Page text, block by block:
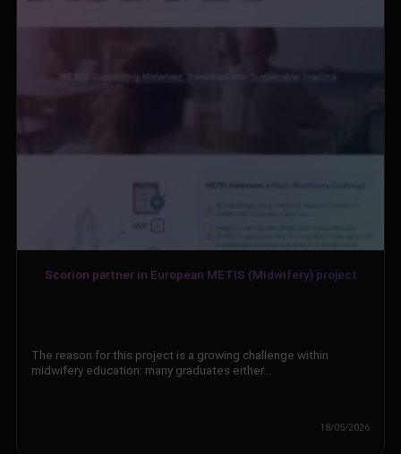
Scorion partner in European METIS (Midwifery) project
18/05/2026
The reason for this project is a growing challenge within
midwifery education: many graduates either…